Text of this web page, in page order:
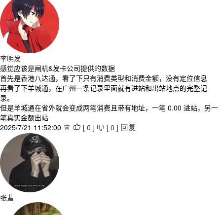
李明发
感觉应该是闸机&发卡公司提供的数据
首先是香港八达通，看了下只有消费类型和消费金额，没有定位信息
再看了下羊城通，在广州一条记录里面就有进站和出站地点的完整记
录。
但是羊城通在省外就会变成两笔消费且带有地址，一笔 0.00 进站，另一
笔真实金额出站
2025/7/21 11:52:00   [ 0 ]  [ 0 ] 回复
张蜚